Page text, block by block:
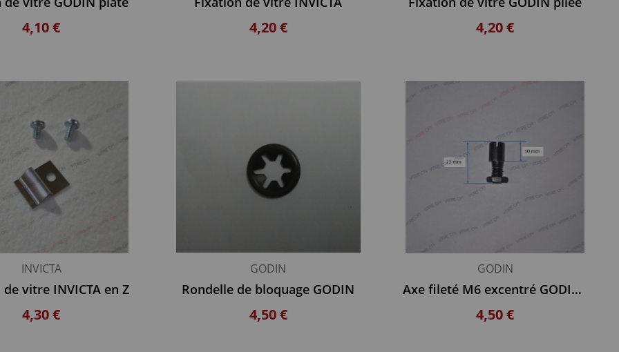
4,10 € 4,20 € 4,20 €
INVICTA
vitre INVICTA en Z
4,30 €
GODIN
Rondelle de bloquage GODIN
4,50 €
GODIN
Axe fileté M6 excentré GODIN longueur 22 mm
4,50 €